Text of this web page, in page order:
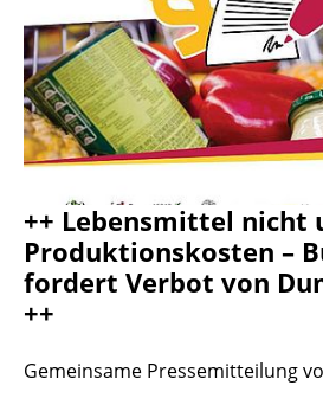
++ Lebensmittel nicht
Produktionskosten –
fordert Verbot von
++
Gemeinsame Pressemitteilung